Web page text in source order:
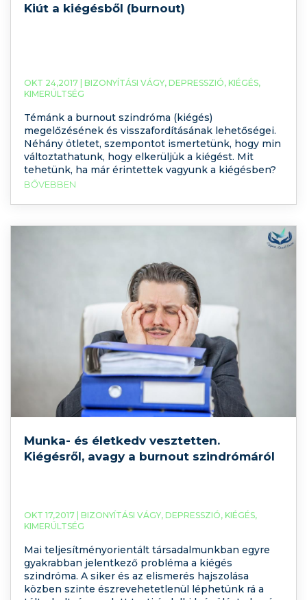
Kiút a kiégésből (burnout)
OKT 24,2017 | BIZONYÍTÁSI VÁGY, DEPRESSZIÓ, KIÉGÉS,
KIMERÜLTSÉG
Témánk a burnout szindróma (kiégés)
megelőzésének és visszafordításának lehetőségei.
Néhány ötletet, szempontot ismertetünk, hogy min
változtathatunk, hogy elkerüljük a kiégést. Mit
tehetünk, ha már érintettek vagyunk a kiégésben?
BŐVEBBEN
Munka- és életkedv vesztetten.
Kiégésről, avagy a burnout szindrómáról
OKT 17,2017 | BIZONYÍTÁSI VÁGY, DEPRESSZIÓ, KIÉGÉS,
KIMERÜLTSÉG
Mai teljesítményorientált társadalmunkban egyre
gyakrabban jelentkező probléma a kiégés
szindróma. A siker és az elismerés hajszolása
közben szinte észrevehetetlenül léphetünk rá a